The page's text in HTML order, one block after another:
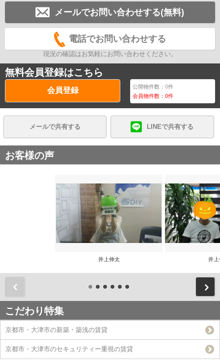
メールでお問い合わせする(無料)
電話でお問い合わせする
現況の確認はお気軽にお問い合わせください。
無料会員登録はこちら
会員登録 公開物件数：0件
会員物件数：0件
メールで共有する LINEで共有する
お客様の声
井上伸太 井上
こだわり特集
京都市・大津市の新築・築浅の賃貸
京都市・大津市のセキュリティー重視の賃貸